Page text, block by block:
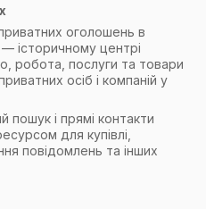
оголошень в
— історичному центрі
робота, послуги та товари
осіб і компаній у
пошук і прямі контакти
для купівлі,
повідомлень та інших